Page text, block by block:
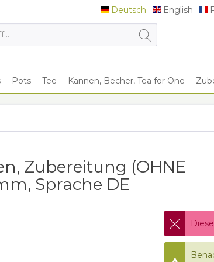
Deutsch
Deutsch English
English
Pots Tee Kannen, Becher, Tea for One
Zubereitung (OHNE
Sprache DE